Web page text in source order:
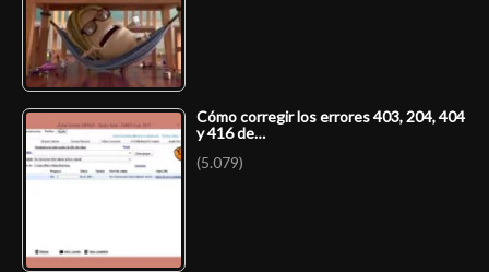
Cómo corregir los errores 403, 204, 404
y 416 de…
(5.079)